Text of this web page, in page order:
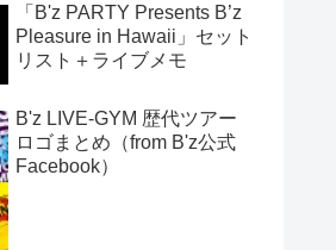
「B'z PARTY Presents B’z
Pleasure in Hawaii」セット
リスト＋ライブメモ
B'z LIVE-GYM 歴代ツアー
ロゴまとめ（from B'z公式
Facebook）